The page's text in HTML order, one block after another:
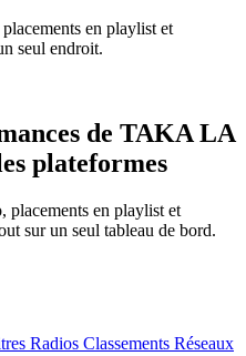
en playlist et
seul endroit.
de TAKA LA
plateformes
placements en playlist et
sur un seul tableau de bord.
Radios Classements Réseaux